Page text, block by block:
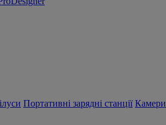
Портативні зарядні станції Камери